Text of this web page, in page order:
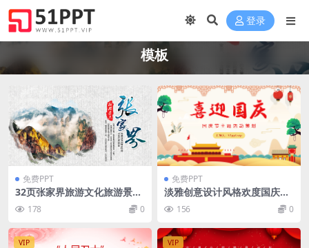
登录
模板
免费PPT
32页张家界旅游文化旅游景点
简介动态PPT模板
178 0
免费PPT
淡雅创意设计风格欢度国庆天
安门盛宴国庆节主题活动宣传
节日介绍PPT模板
156 0
VIP VIP